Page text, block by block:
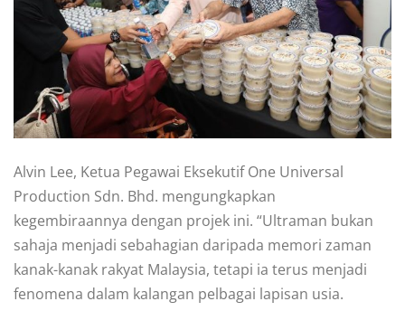
Alvin Lee, Ketua Pegawai Eksekutif One Universal
Production Sdn. Bhd. mengungkapkan
kegembiraannya dengan projek ini. “Ultraman bukan
sahaja menjadi sebahagian daripada memori zaman
kanak-kanak rakyat Malaysia, tetapi ia terus menjadi
fenomena dalam kalangan pelbagai lapisan usia.